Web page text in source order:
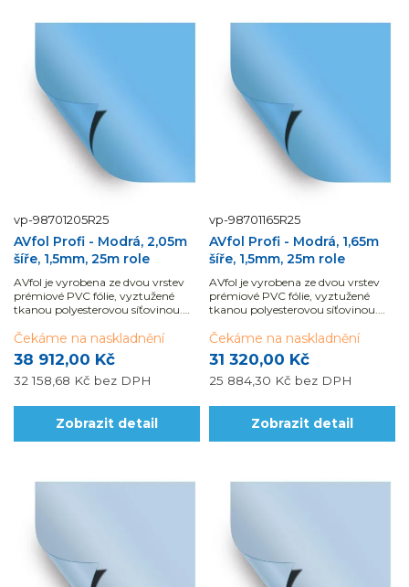
vp-98701205R25
AVfol Profi - Modrá, 2,05m
šíře, 1,5mm, 25m role
AVfol je vyrobena ze dvou vrstev
prémiové PVC fólie, vyztužené
tkanou polyesterovou síťovinou.
stran.
38 912,00 Kč
32 158,68 Kč bez DPH
Čekáme na naskladnění
Zobrazit detail
vp-98701165R25
AVfol Profi - Modrá, 1,65m
šíře, 1,5mm, 25m role
AVfol je vyrobena ze dvou vrstev
prémiové PVC fólie, vyztužené
tkanou polyesterovou síťovinou.
stran.
31 320,00 Kč
25 884,30 Kč bez DPH
Čekáme na naskladnění
Zobrazit detail